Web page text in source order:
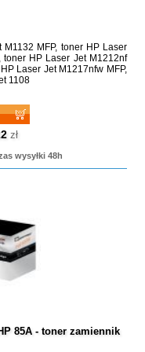
MFP, toner HP Laser
toner HP Laser Jet M1212nf
Laser Jet M1217nfw MFP,
1108
zł
wysyłki 48h
85A - toner zamiennik